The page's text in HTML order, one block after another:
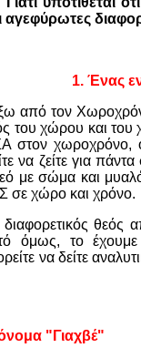
αγεφύρωτες
1. Ένας
από τον
του χώρου και του
στον χωροχρόνο,
να ζείτε για
με σώμα και
σε χώρο και χρόνο.
θεός
όμως, το
να δείτε
"Γιαχβέ"